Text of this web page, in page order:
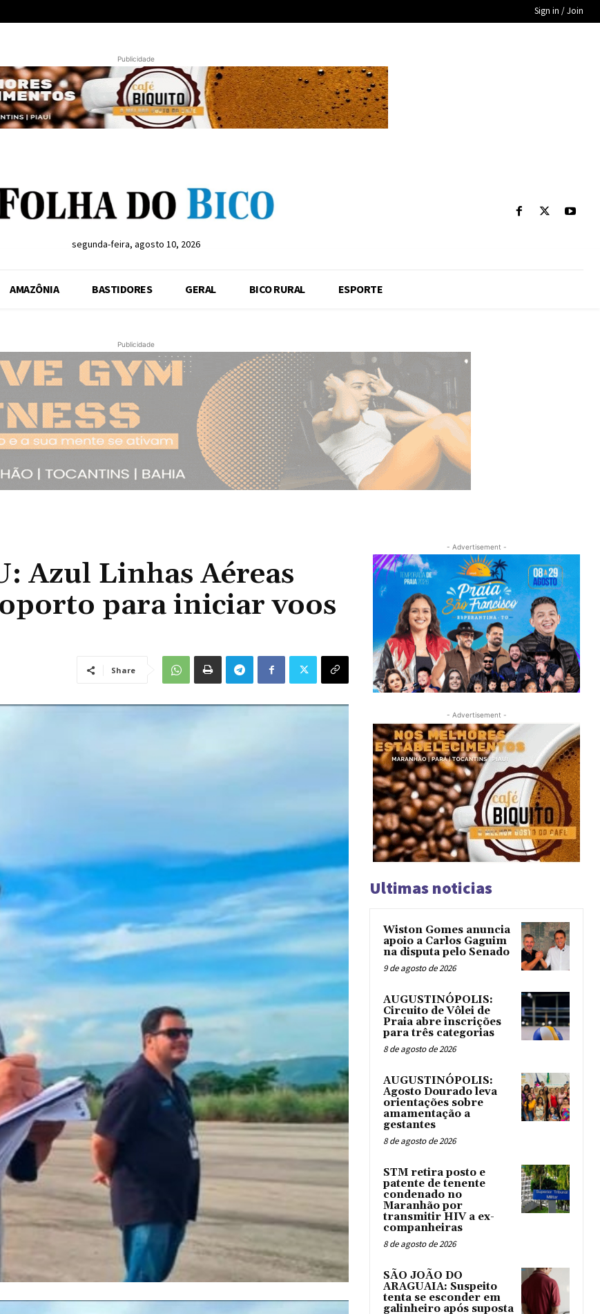
Sign in / Join
Publicidade
segunda-feira, agosto 10, 2026
AMAZÔNIA BASTIDORES GERAL BICO RURAL ESPORTE
Publicidade
Azul Linhas Aéreas
para iniciar voos
Share
- Advertisement -
- Advertisement -
Ultimas noticias
Wiston Gomes anuncia
apoio a Carlos Gaguim
na disputa pelo Senado
9 de agosto de 2026
AUGUSTINÓPOLIS:
Circuito de Vôlei de
Praia abre inscrições
para três categorias
8 de agosto de 2026
AUGUSTINÓPOLIS:
Agosto Dourado leva
orientações sobre
amamentação a
gestantes
8 de agosto de 2026
STM retira posto e
patente de tenente
condenado no
Maranhão por
transmitir HIV a ex-
companheiras
8 de agosto de 2026
SÃO JOÃO DO
ARAGUAIA: Suspeito
tenta se esconder em
galinheiro após suposta